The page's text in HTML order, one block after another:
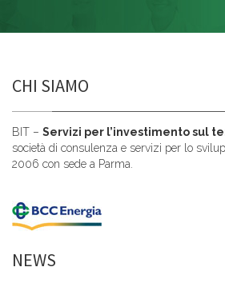
CHI SIAMO
BIT – Servizi per l’investimento sul
società di consulenza e servizi per lo
2006 con sede a Parma.
NEWS